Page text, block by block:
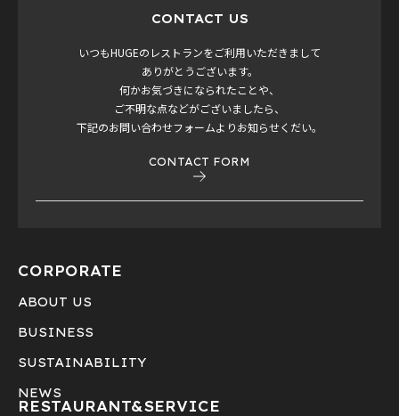
CONTACT US
いつもHUGEのレストランをご利用いただきまして
ありがとうございます。
何かお気づきになられたことや、
ご不明な点などがございましたら、
下記のお問い合わせフォームよりお知らせくだい。
CONTACT FORM
CORPORATE
ABOUT US
BUSINESS
SUSTAINABILITY
NEWS
RESTAURANT&SERVICE